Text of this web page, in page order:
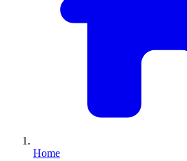
Home